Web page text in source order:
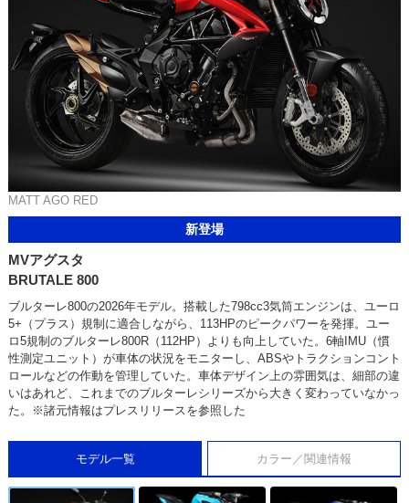
MATT AGO RED
新登場
MVアグスタ
BRUTALE 800
ブルターレ800の2026年モデル。搭載した798cc3気筒エンジンは、ユーロ
5+（プラス）規制に適合しながら、113HPのピークパワーを発揮。ユー
ロ5規制のブルターレ800R（112HP）よりも向上していた。6軸IMU（慣
性測定ユニット）が車体の状況をモニターし、ABSやトラクションコント
ロールなどの作動を管理していた。車体デザイン上の雰囲気は、細部の違
いはあれど、これまでのブルターレシリーズから大きく変わっていなかっ
た。※諸元情報はプレスリリースを参照した
モデル一覧 カラー／関連情報